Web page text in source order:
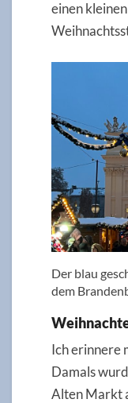
einen
Der blau
dem
Ich erinnere
Damals
Alten Markt